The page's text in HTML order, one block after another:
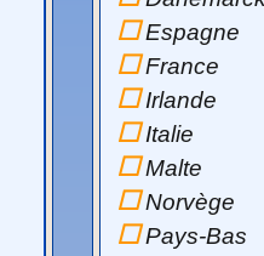
Espagne
France
Irlande
Italie
Malte
Norvège
Pays-Bas